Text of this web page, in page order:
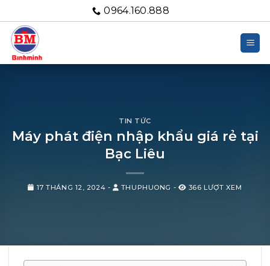
qua
nội
dung
0964.160.888
TIN TỨC
Máy phát điện nhập khẩu giá rẻ tại
Bạc Liêu
17 THÁNG 12, 2024 - THUPHUONG - 366 LƯỢT XEM